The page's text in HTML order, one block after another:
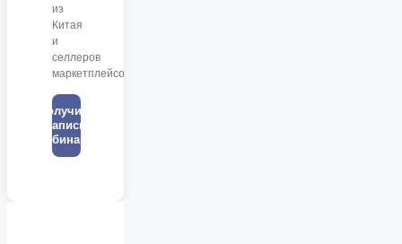
из
Китая
и
селлеров
маркетплейсов
Получить
запись
вебинара